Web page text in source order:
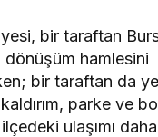
bir taraftan
hamlesini
bir taraftan da
parke ve
ilçedeki ulaşımı